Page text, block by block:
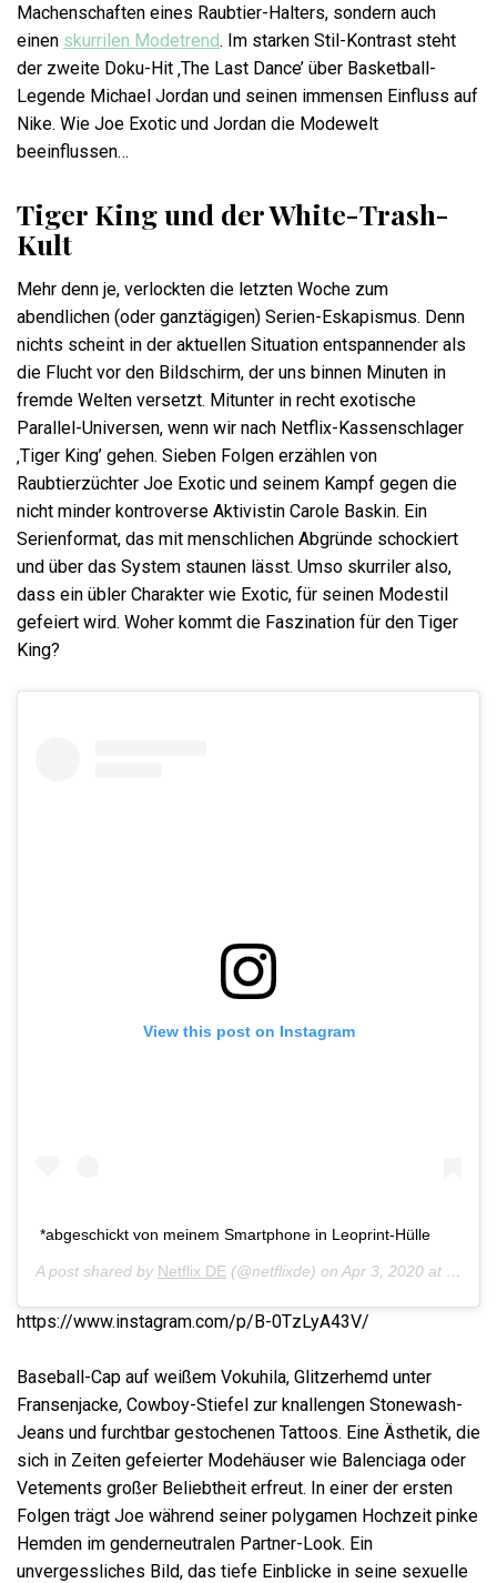
Machenschaften eines Raubtier-Halters, sondern auch
einen skurrilen Modetrend. Im starken Stil-Kontrast steht
der zweite Doku-Hit ‚The Last Dance’ über Basketball-
Legende Michael Jordan und seinen immensen Einfluss auf
Nike. Wie Joe Exotic und Jordan die Modewelt
beeinflussen…
Tiger King und der White-Trash-
Kult
Mehr denn je, verlockten die letzten Woche zum
abendlichen (oder ganztägigen) Serien-Eskapismus. Denn
nichts scheint in der aktuellen Situation entspannender als
die Flucht vor den Bildschirm, der uns binnen Minuten in
fremde Welten versetzt. Mitunter in recht exotische
Parallel-Universen, wenn wir nach Netflix-Kassenschlager
‚Tiger King’ gehen. Sieben Folgen erzählen von
Raubtierzüchter Joe Exotic und seinem Kampf gegen die
nicht minder kontroverse Aktivistin Carole Baskin. Ein
Serienformat, das mit menschlichen Abgründe schockiert
und über das System staunen lässt. Umso skurriler also,
dass ein übler Charakter wie Exotic, für seinen Modestil
gefeiert wird. Woher kommt die Faszination für den Tiger
King?
View this post on Instagram
*abgeschickt von meinem Smartphone in Leoprint-Hülle
A post shared by Netflix DE (@netflixde) on Apr 3, 2020 at 9:08am PDT
https://www.instagram.com/p/B-0TzLyA43V/
Baseball-Cap auf weißem Vokuhila, Glitzerhemd unter
Fransenjacke, Cowboy-Stiefel zur knallengen Stonewash-
Jeans und furchtbar gestochenen Tattoos. Eine Ästhetik, die
sich in Zeiten gefeierter Modehäuser wie Balenciaga oder
Vetements großer Beliebtheit erfreut. In einer der ersten
Folgen trägt Joe während seiner polygamen Hochzeit pinke
Hemden im genderneutralen Partner-Look. Ein
unvergessliches Bild, das tiefe Einblicke in seine sexuelle